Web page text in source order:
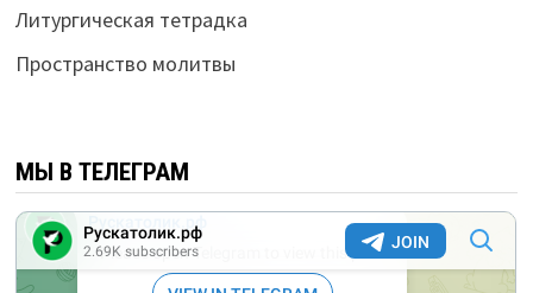
Литургическая тетрадка
Пространство молитвы
МЫ В ТЕЛЕГРАМ